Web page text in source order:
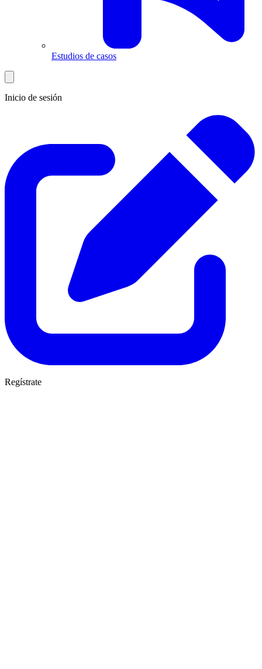
Estudios de casos
Inicio de sesión
Regístrate